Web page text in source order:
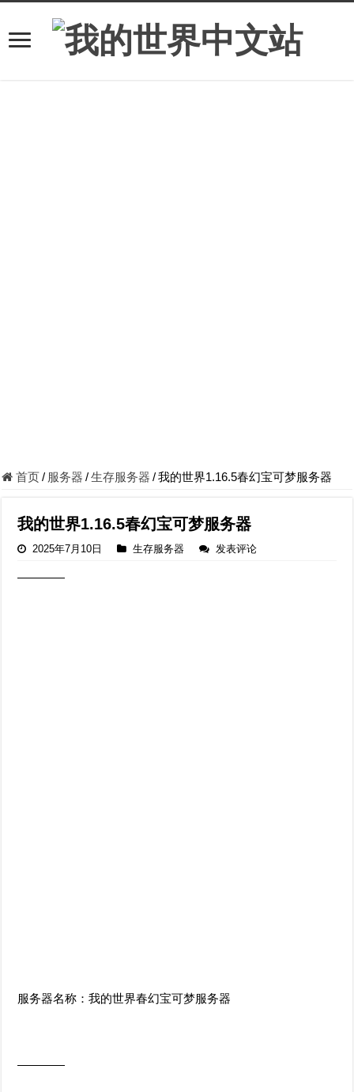
首页/ 服务器 /生存服务器 /我的世界1.16.5春幻宝可梦服务器
我的世界1.16.5春幻宝可梦服务器
2025年7月10日 生存服务器 发表评论
————
服务器名称：我的世界春幻宝可梦服务器
————